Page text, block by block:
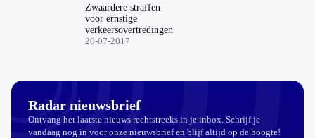
Zwaardere straffen
voor ernstige
verkeersovertredingen
20-07-2017
Radar nieuwsbrief
Ontvang het laatste nieuws rechtstreeks in je inbox. Schrijf je
vandaag nog in voor onze nieuwsbrief en blijf altijd op de hoogte!